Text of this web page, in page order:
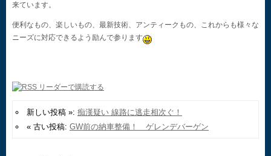
来ています。
便利なもの、楽しいもの、最新技術、アンティークもの、これからも様々な
ニーズに対応できるよう励んで参ります
新しい投稿 »: 痴漢疑い 線路に逃走相次ぐ！
« 古い投稿: GW前の納車整備！ ゲレンデバーゲン